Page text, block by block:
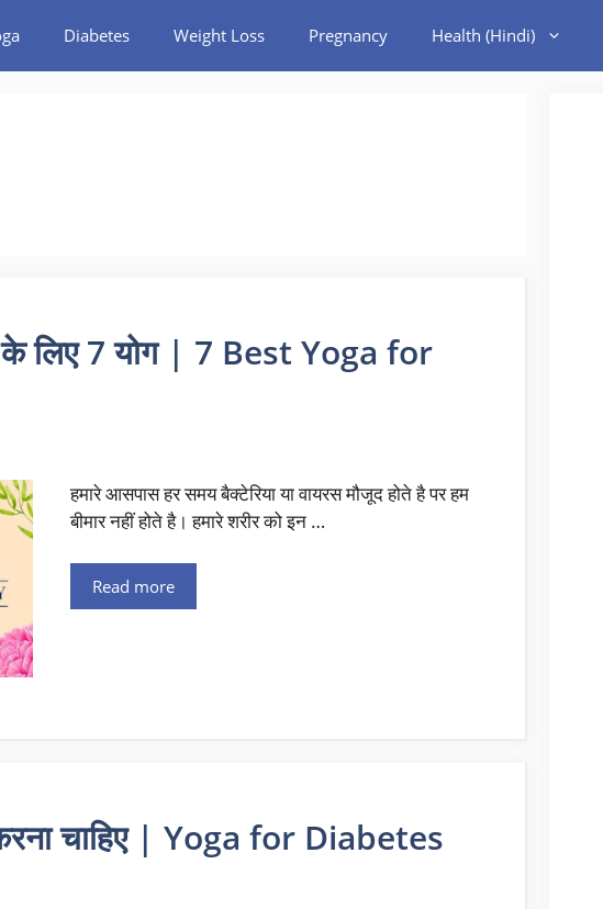
Diabetes Weight Loss Pregnancy Health (Hindi)
के लिए 7 योग | 7 Best Yoga for
हमारे आसपास हर समय बैक्टेरिया या वायरस मौजूद होते है पर हम
बीमार नहीं होते है। हमारे शरीर को इन …
Read more
चाहिए | Yoga for Diabetes